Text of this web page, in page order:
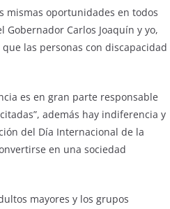
mismas oportunidades en todos
Carlos Joaquín y yo,
las personas con discapacidad
es en gran parte responsable
además hay indiferencia y
del Día Internacional de la
en una sociedad
mayores y los grupos